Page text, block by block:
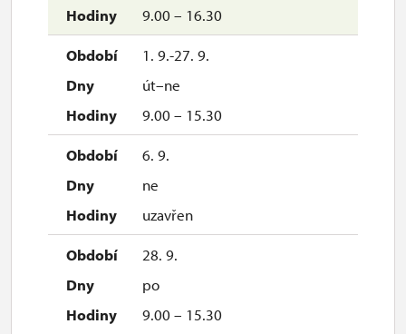
9.00 – 16.30
1. 9.-27. 9.
út–ne
9.00 – 15.30
6. 9.
ne
uzavřen
28. 9.
po
9.00 – 15.30